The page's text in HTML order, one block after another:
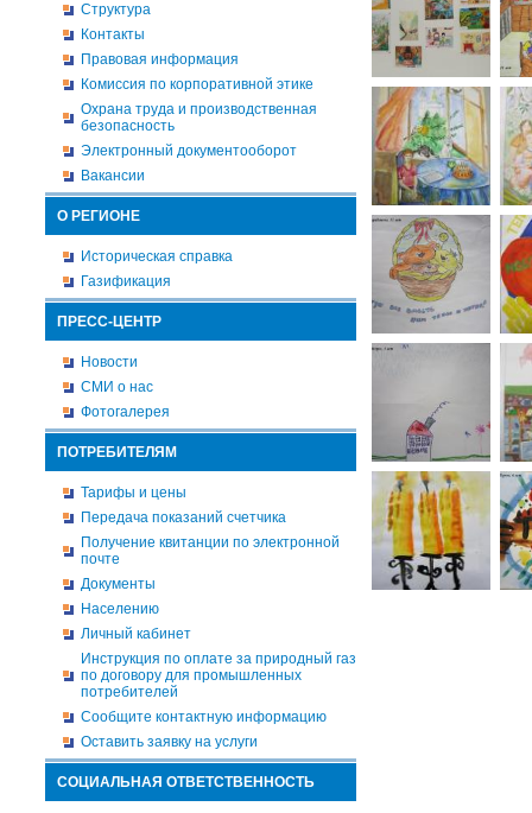
Структура
Контакты
Правовая информация
Комиссия по корпоративной этике
Охрана труда и производственная
безопасность
Электронный документооборот
Вакансии
О РЕГИОНЕ
Историческая справка
Газификация
ПРЕСС-ЦЕНТР
Новости
СМИ о нас
Фотогалерея
ПОТРЕБИТЕЛЯМ
Тарифы и цены
Передача показаний счетчика
Получение квитанции по электронной
почте
Документы
Населению
Личный кабинет
Инструкция по оплате за природный газ
по договору для промышленных
потребителей
Сообщите контактную информацию
Оставить заявку на услуги
СОЦИАЛЬНАЯ ОТВЕТСТВЕННОСТЬ